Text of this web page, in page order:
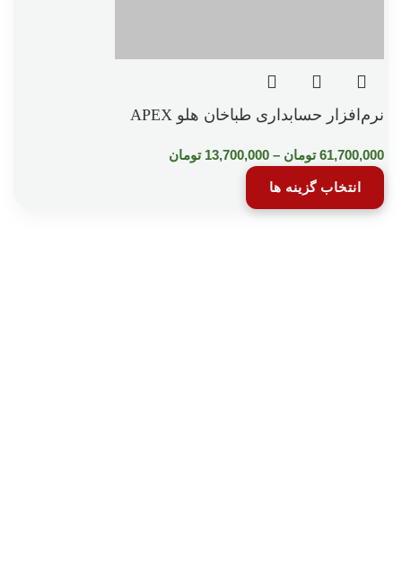
نرم‌افزار حسابداری طباخان هلو APEX
61,700,000 تومان –
13,700,000 تومان
انتخاب گزینه ها